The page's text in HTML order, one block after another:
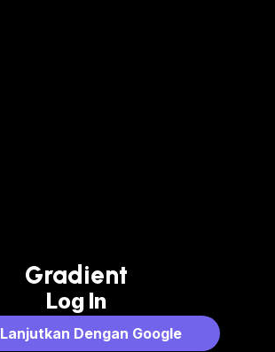
Gradient
Log In
Lanjutkan Dengan Google